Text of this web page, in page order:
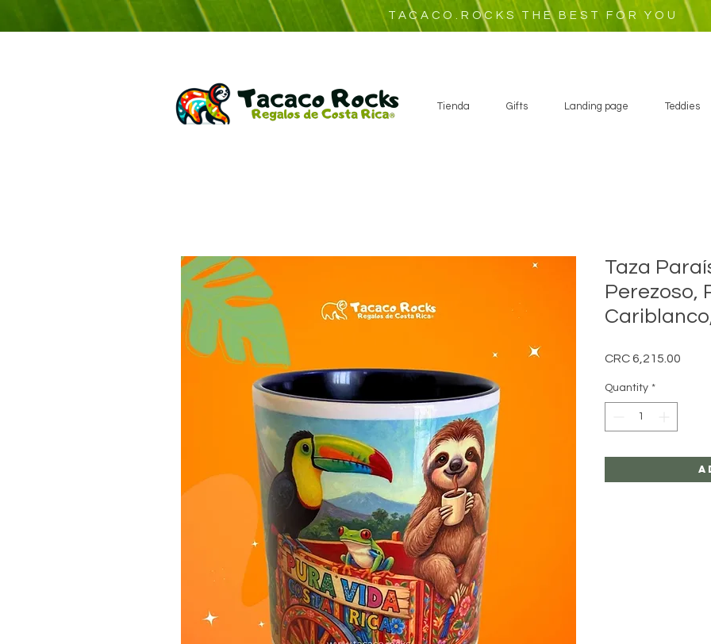
TACACO.ROCKS THE BEST FOR YOU
Tienda Gifts Landing page Teddies
Taza
Perezoso,
CRC 6,215.00
Quantity *